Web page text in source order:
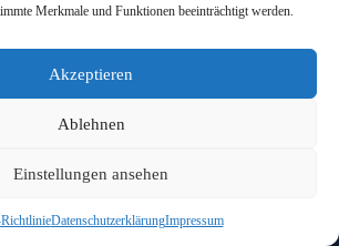
Merkmale und Funktionen beeinträchtigt werden.
Akzeptieren
Ablehnen
Einstellungen ansehen
DatenschutzerklärungImpressum
verbunden – bis hin zum
sorgfältig, bevor du investierst.